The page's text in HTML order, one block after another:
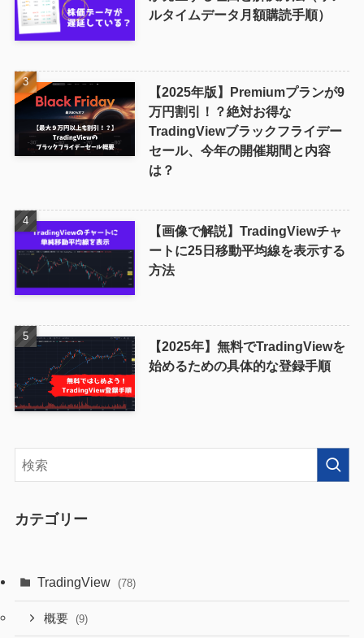
ルタイムデータ月額購読手順）
【2025年版】Premiumプランが9
万円割引！？絶対お得な
TradingViewブラックフライデー
セール、今年の開催期間と内容
は？
【画像で解説】TradingViewチャ
ートに25日移動平均線を表示する
方法
【2025年】無料でTradingViewを
始めるための具体的な登録手順
カテゴリー
TradingView (78)
概要 (9)